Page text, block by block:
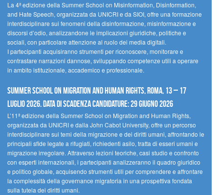
La 4ª edizione della Summer School on Misinformation, Disinformation,
and Hate Speech, organizzata da UNICRI e da SIOI, offre una formazione
interdisciplinare sui fenomeni della disinformazione, misinformazione e
discorsi d’odio, analizzandone le implicazioni giuridiche, politiche e
sociali, con particolare attenzione al ruolo dei media digitali.
I partecipanti acquisiranno strumenti per riconoscere, monitorare e
contrastare narrazioni dannose, sviluppando competenze utili a operare
in ambito istituzionale, accademico e professionale.
Summer School on Migration and Human Rights, Roma, 13 – 17
Luglio 2026. Data di scadenza candidature: 29 Giugno 2026
L’11ª edizione della Summer School on Migration and Human Rights,
organizzata da UNICRI e dalla John Cabot University, offre un percorso
interdisciplinare sui temi della migrazione e dei diritti umani, affrontando le
principali sfide legate a rifugiati, richiedenti asilo, tratta di esseri umani e
migrazione irregolare. Attraverso lezioni teoriche, casi studio e confronto
con esperti internazionali, i partecipanti analizzeranno il quadro giuridico
e politico globale, acquisendo strumenti utili per comprendere e affrontare
la complessità della governance migratoria in una prospettiva fondata
sulla tutela dei diritti umani.